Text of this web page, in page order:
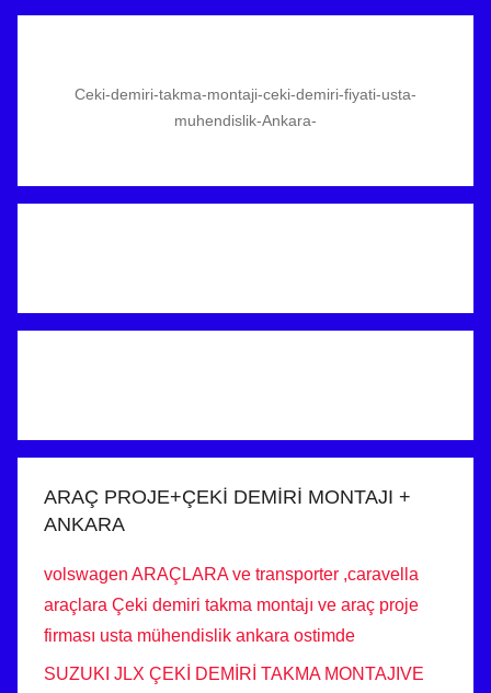
Ceki-demiri-takma-montaji-ceki-demiri-fiyati-usta-
muhendislik-Ankara-
ARAÇ PROJE+ÇEKİ DEMİRİ MONTAJI +
ANKARA
volswagen ARAÇLARA ve transporter ,caravella
araçlara Çeki demiri takma montajı ve araç proje
firması usta mühendislik ankara ostimde
SUZUKI JLX ÇEKİ DEMİRİ TAKMA MONTAJIVE